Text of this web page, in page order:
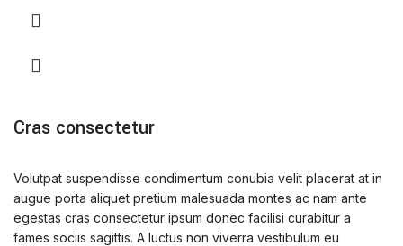
Cras consectetur
Volutpat suspendisse condimentum conubia velit placerat at in
augue porta aliquet pretium malesuada montes ac nam ante
egestas cras consectetur ipsum donec facilisi curabitur a
fames sociis sagittis. A luctus non viverra vestibulum eu